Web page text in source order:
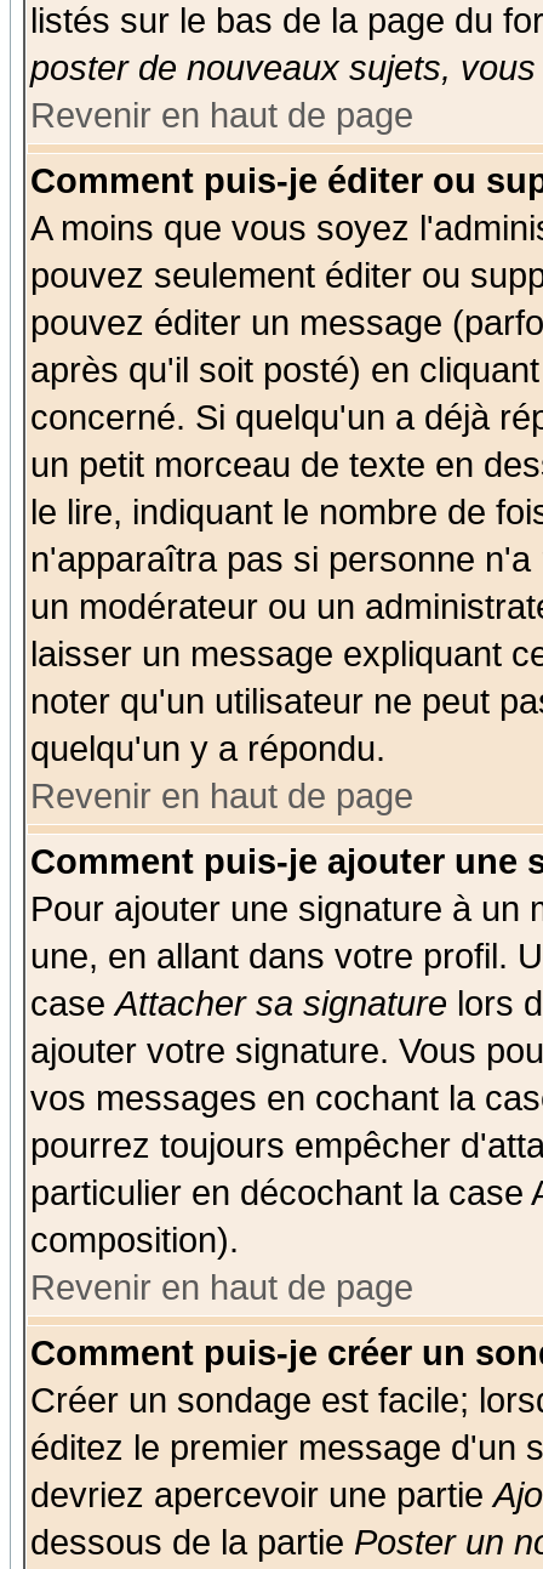
listés sur le bas de la page du
poster de nouveaux sujets,
Revenir en haut de page
Comment puis-je éditer ou
A moins que vous soyez
pouvez seulement éditer ou
pouvez éditer un message
après qu'il soit posté) en
concerné. Si quelqu'un a déjà
un petit morceau de texte en
le lire, indiquant le nombre de
n'apparaîtra pas si personne
un modérateur ou un
laisser un message expliquant
noter qu'un utilisateur ne peut
quelqu'un y a répondu.
Revenir en haut de page
Comment puis-je ajouter une
Pour ajouter une signature à un
une, en allant dans votre profil.
caseAttacher sa signature lors
ajouter votre signature. Vous
vos messages en cochant la
pourrez toujours empêcher
particulier en décochant la case
composition).
Revenir en haut de page
Comment puis-je créer un
Créer un sondage est facile;
éditez le premier message d'un
devriez apercevoir une partie
dessous de la partie Poster un